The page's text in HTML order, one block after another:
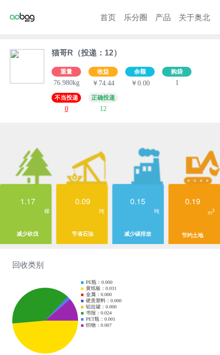
首页 乐分圈 产品 关于奥北
猫哥R（投递：12）
重量
76.980kg
收益
￥74.44
余额
￥0.00
购袋
1
不当投递
0
正确投递
12
1.17
棵
减少砍伐
0.09
吨
节省石油
0.15
吨
减少碳排放
0.19
m3
节约土地
回收类别